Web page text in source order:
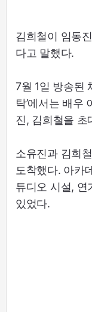
김희철이 임동
다고 말했다.
7월 1일 방송된
탁’에서는 배우
진, 김희철을 초
소유진과 김희
도착했다. 아카
튜디오 시설, 연
있었다.